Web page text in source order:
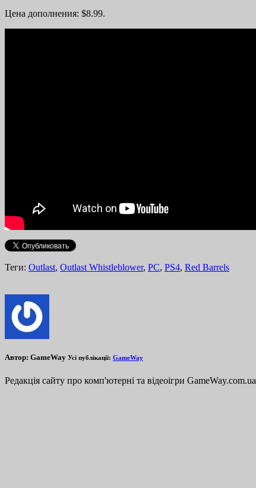
Цена дополнения: $8.99.
Теги: Outlast, Outlast Whistleblower, PC, PS4, Red Barrels
Автор: GameWay Усі публікації: GameWay
Редакція сайту про комп'ютерні та відеоігри GameWay.com.ua